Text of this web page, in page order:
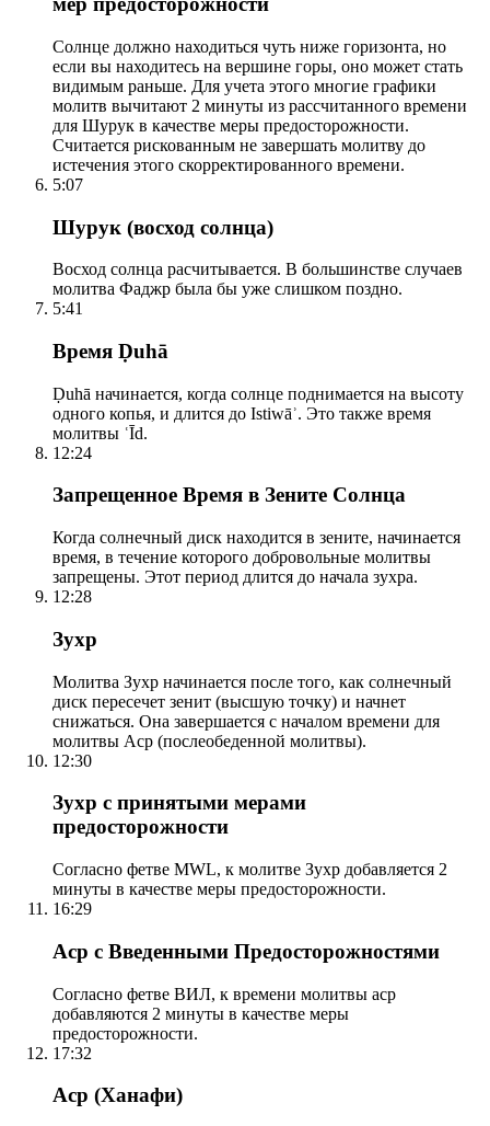
Солнце должно находиться чуть ниже горизонта, но
если вы находитесь на вершине горы, оно может стать
видимым раньше. Для учета этого многие графики
молитв вычитают 2 минуты из рассчитанного времени
для Шурук в качестве меры предосторожности.
Считается рискованным не завершать молитву до
истечения этого скорректированного времени.
5:07
Шурук (восход солнца)
Восход солнца расчитывается. В большинстве случаев
молитва Фаджр была бы уже слишком поздно.
5:41
Время Ḍuhā
Ḍuhā начинается, когда солнце поднимается на высоту
одного копья, и длится до Istiwāʾ. Это также время
молитвы ʿĪd.
12:24
Запрещенное Время в Зените Солнца
Когда солнечный диск находится в зените, начинается
время, в течение которого добровольные молитвы
запрещены. Этот период длится до начала зухра.
12:28
Зухр
Молитва Зухр начинается после того, как солнечный
диск пересечет зенит (высшую точку) и начнет
снижаться. Она завершается с началом времени для
молитвы Аср (послеобеденной молитвы).
12:30
Зухр с принятыми мерами
предосторожности
Согласно фетве MWL, к молитве Зухр добавляется 2
минуты в качестве меры предосторожности.
16:29
Аср с Введенными Предосторожностями
Согласно фетве ВИЛ, к времени молитвы аср
добавляются 2 минуты в качестве меры
предосторожности.
17:32
Аср (Ханафи)